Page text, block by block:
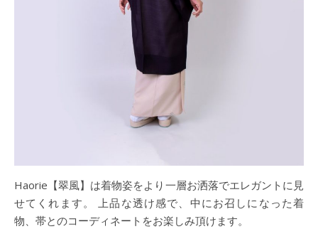
Haorie【翠風】は着物姿をより一層お洒落でエレガントに見
せてくれます。 上品な透け感で、中にお召しになった着
物、帯とのコーディネートをお楽しみ頂けます。